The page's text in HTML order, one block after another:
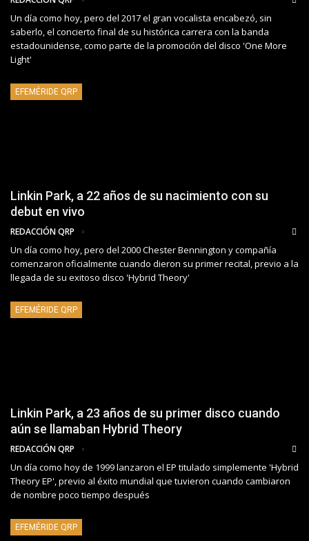
Un día como hoy, pero del 2017 el gran vocalista encabezó, sin
saberlo, el concierto final de su histórica carrera con la banda
estadounidense, como parte de la promoción del disco 'One More
Light'
EFEMÉRIDE QRP
Linkin Park, a 22 años de su nacimiento con su
debut en vivo
REDACCIÓN QRP
Un día como hoy, pero del 2000 Chester Bennington y compañía
comenzaron oficialmente cuando dieron su primer recital, previo a la
llegada de su exitoso disco 'Hybrid Theory'
EFEMÉRIDE QRP
Linkin Park, a 23 años de su primer disco cuando
aún se llamaban Hybrid Theory
REDACCIÓN QRP
Un día como hoy de 1999 lanzaron el EP titulado simplemente 'Hybrid
Theory EP', previo al éxito mundial que tuvieron cuando cambiaron
de nombre poco tiempo después
EFEMÉRIDE QRP